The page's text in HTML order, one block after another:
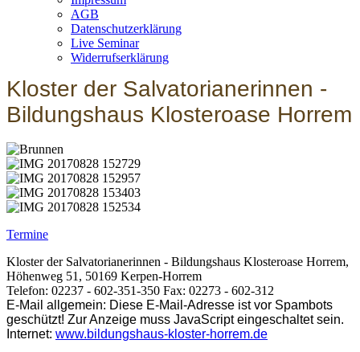
AGB
Datenschutzerklärung
Live Seminar
Widerrufserklärung
Kloster der Salvatorianerinnen -
Bildungshaus Klosteroase Horrem
Termine
Kloster der Salvatorianerinnen - Bildungshaus Klosteroase Horrem,
Höhenweg 51, 50169 Kerpen-Horrem
Telefon: 02237 - 602-351-350 Fax: 02273 - 602-312
E-Mail allgemein: Diese E-Mail-Adresse ist vor Spambots
geschützt! Zur Anzeige muss JavaScript eingeschaltet sein.
Internet: www.bildungshaus-kloster-horrem.de